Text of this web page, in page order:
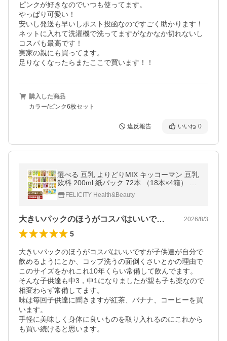
ピンクが好きなのでいつも使ってます。
やっぱり可愛い！
安いし発送も早いしポスト投函なのですごく助かります！
ネットに入れて洗濯機で洗ってますがなかなか切れないし
コスパも最高です！
実家の親にも買ってます。
足りなくなったらまたここで買います！！
購入した商品
カラー/ピンク6枚セット
違反報告 いいね 0
選べる 豆乳 よりどりMIX キッコーマン 豆乳
飲料 200ml 紙パック 72本 （18本×4箱） よ
りどり4ケース 送料無料
FELICITY Health&Beauty
大きいパックのほうがコスパはいいですが… 2026/8/3
5
大きいパックのほうがコスパはいいですが子供達が自分で
飲めるようにとか、コップ洗うの面倒くさいとかの理由で
このサイズをかれこれ10年くらい常備して飲んでます。
そんな子供達も中3，中1になりましたが親も子も楽なので
相変わらず常備してます。
味は毎回子供達に聞きますが紅茶、バナナ、コーヒーを買
います。
手軽に美味しく身体に良いものを取り入れるのにこれから
も買い続けると思います。